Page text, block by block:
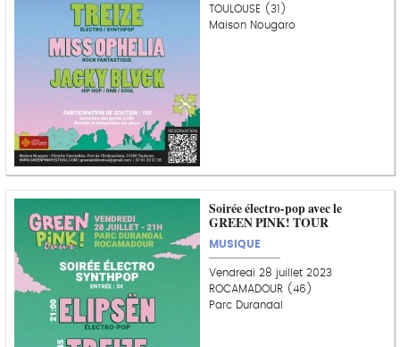
TOULOUSE (31)
Maison Nougaro
Soirée électro-pop avec le
GREEN PINK! TOUR
MUSIQUE
Vendredi 28 juillet 2023
ROCAMADOUR (46)
Parc Durandal